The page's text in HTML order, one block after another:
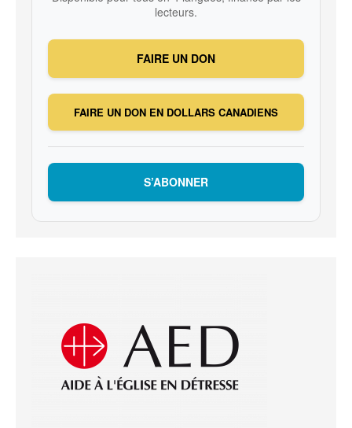
lecteurs.
FAIRE UN DON
FAIRE UN DON EN DOLLARS CANADIENS
S’ABONNER